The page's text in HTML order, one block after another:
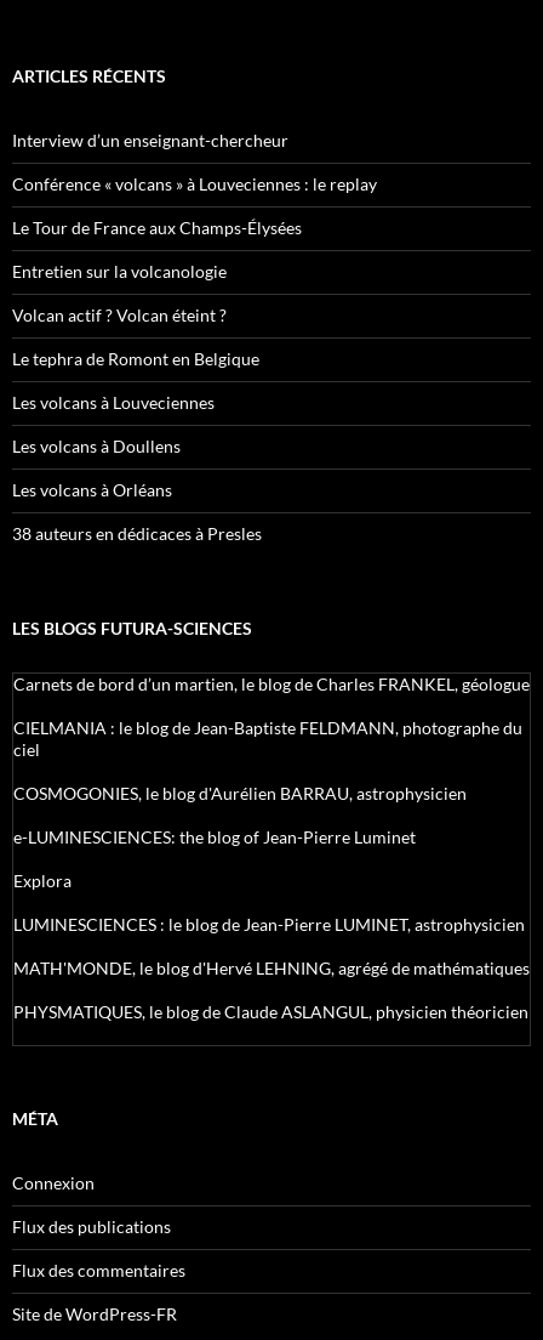
ARTICLES RÉCENTS
Interview d’un enseignant-chercheur
Conférence « volcans » à Louveciennes : le replay
Le Tour de France aux Champs-Élysées
Entretien sur la volcanologie
Volcan actif ? Volcan éteint ?
Le tephra de Romont en Belgique
Les volcans à Louveciennes
Les volcans à Doullens
Les volcans à Orléans
38 auteurs en dédicaces à Presles
LES BLOGS FUTURA-SCIENCES
Carnets de bord d’un martien, le blog de Charles FRANKEL, géologue
CIELMANIA : le blog de Jean-Baptiste FELDMANN, photographe du
ciel
COSMOGONIES, le blog d'Aurélien BARRAU, astrophysicien
e-LUMINESCIENCES: the blog of Jean-Pierre Luminet
Explora
LUMINESCIENCES : le blog de Jean-Pierre LUMINET, astrophysicien
MATH'MONDE, le blog d'Hervé LEHNING, agrégé de mathématiques
PHYSMATIQUES, le blog de Claude ASLANGUL, physicien théoricien
MÉTA
Connexion
Flux des publications
Flux des commentaires
Site de WordPress-FR